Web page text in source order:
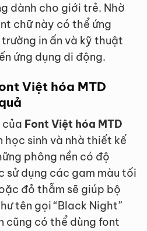
dành cho giới trẻ. Nhờ
chữ này có thể ứng
in ấn và kỹ thuật
ứng dụng di động.
Việt hóa MTD
của Font Việt hóa MTD
học sinh và nhà thiết kế
phông nền có độ
sử dụng các gam màu tối
đỏ thẫm sẽ giúp bộ
tên gọi “Black Night”
cũng có thể dùng font